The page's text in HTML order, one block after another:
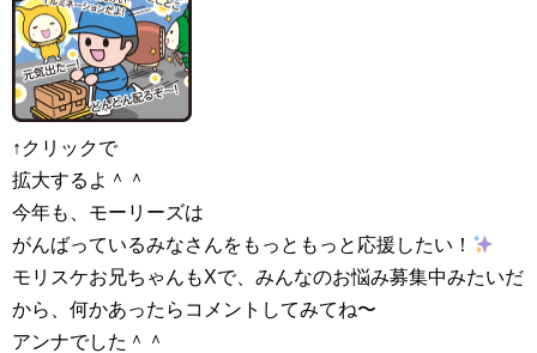
↑クリックで
拡大するよ＾＾
今年も、モーリーズは
がんばっているみなさんをもっともっと応援したい！
モリスケお兄ちゃんもXで、みんなのお悩み募集中みたいだ
から、何かあったらコメントしてみてね〜
アンナでした＾＾